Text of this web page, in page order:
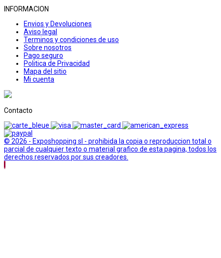
INFORMACION
Envios y Devoluciones
Aviso legal
Terminos y condiciones de uso
Sobre nosotros
Pago seguro
Politica de Privacidad
Mapa del sitio
Mi cuenta
Contacto
© 2026 - Exposhopping sl - prohibida la copia o reproduccion total o
parcial de cualquier texto o material grafico de esta pagina, todos los
derechos reservados por sus creadores.